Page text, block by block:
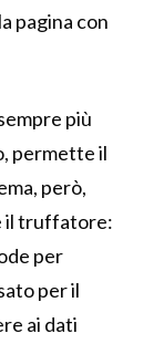
pagina con
più
permette il
però,
il truffatore:
per
per il
ai dati